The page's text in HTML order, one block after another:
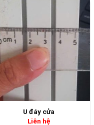
U đáy cửa
Liên hệ